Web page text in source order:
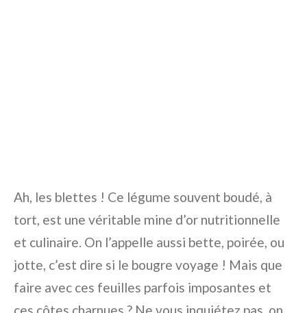
Ah, les blettes ! Ce légume souvent boudé, à
tort, est une véritable mine d’or nutritionnelle
et culinaire. On l’appelle aussi bette, poirée, ou
jotte, c’est dire si le bougre voyage ! Mais que
faire avec ces feuilles parfois imposantes et